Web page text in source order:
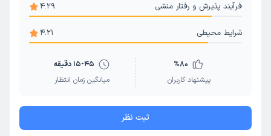
فرآیند پذیرش و رفتار منشی 4.29
شرایط محیطی 4.21
%80
پیشنهاد کاربران
15-45 دقیقه
میانگین زمان انتظار
ثبت نظر